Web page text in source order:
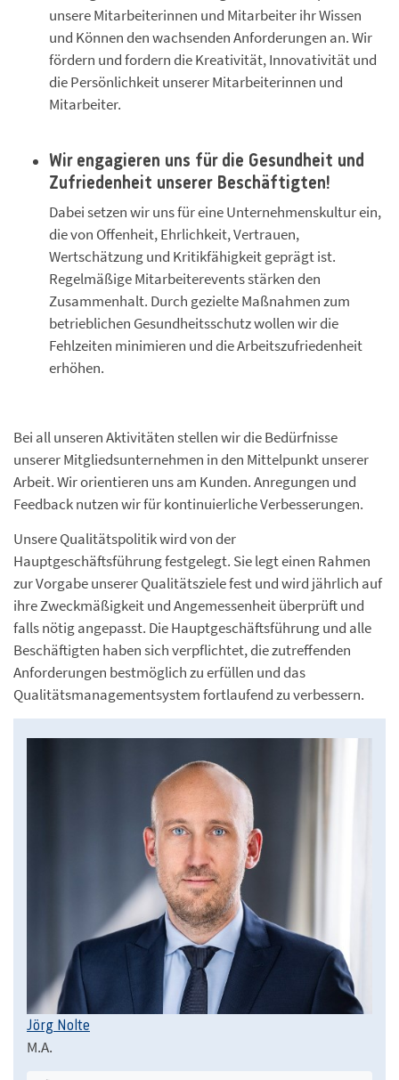
unsere Mitarbeiterinnen und Mitarbeiter ihr Wissen
und Können den wachsenden Anforderungen an. Wir
fördern und fordern die Kreativität, Innovativität und
die Persönlichkeit unserer Mitarbeiterinnen und
Mitarbeiter.
Wir engagieren uns für die Gesundheit und
Zufriedenheit unserer Beschäftigten!
Dabei setzen wir uns für eine Unternehmenskultur ein,
die von Offenheit, Ehrlichkeit, Vertrauen,
Wertschätzung und Kritikfähigkeit geprägt ist.
Regelmäßige Mitarbeiterevents stärken den
Zusammenhalt. Durch gezielte Maßnahmen zum
betrieblichen Gesundheitsschutz wollen wir die
Fehlzeiten minimieren und die Arbeitszufriedenheit
erhöhen.
Bei all unseren Aktivitäten stellen wir die Bedürfnisse
unserer Mitgliedsunternehmen in den Mittelpunkt unserer
Arbeit. Wir orientieren uns am Kunden. Anregungen und
Feedback nutzen wir für kontinuierliche Verbesserungen.
Unsere Qualitätspolitik wird von der
Hauptgeschäftsführung festgelegt. Sie legt einen Rahmen
zur Vorgabe unserer Qualitätsziele fest und wird jährlich auf
ihre Zweckmäßigkeit und Angemessenheit überprüft und
falls nötig angepasst. Die Hauptgeschäftsführung und alle
Beschäftigten haben sich verpflichtet, die zutreffenden
Anforderungen bestmöglich zu erfüllen und das
Qualitätsmanagementsystem fortlaufend zu verbessern.
Jörg Nolte
M.A.